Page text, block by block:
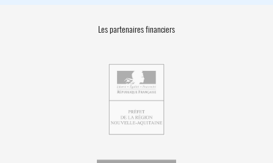
Les partenaires financiers